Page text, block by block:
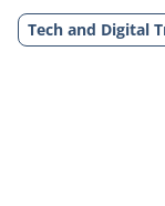
Tech and Digital